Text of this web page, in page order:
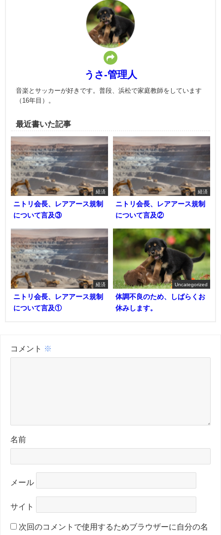
うさ-管理人
音楽とサッカーが好きです。普段、浜松で家庭教師をしています
（16年目）。
最近書いた記事
経済
ニトリ会長、レアアース規制
について言及③
経済
ニトリ会長、レアアース規制
について言及②
経済
ニトリ会長、レアアース規制
について言及①
Uncategorized
体調不良のため、しばらくお
休みします。
コメント ※
名前
メール
サイト
次回のコメントで使用するためブラウザーに自分の名